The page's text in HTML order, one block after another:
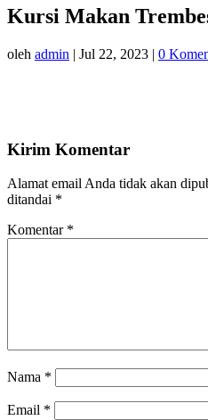
Kursi Makan
oleh admin | Jul 22, 2023 | 0
Kirim Komentar
Alamat email Anda tidak akan
ditandai *
Komentar *
Nama *
Email *